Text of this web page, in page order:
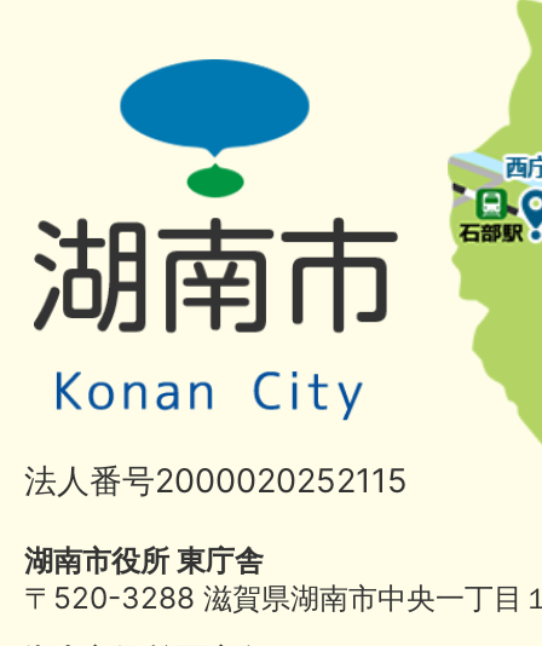
法人番号2000020252115
湖南市役所 東庁舎
〒520-3288 滋賀県湖南市中央一丁目